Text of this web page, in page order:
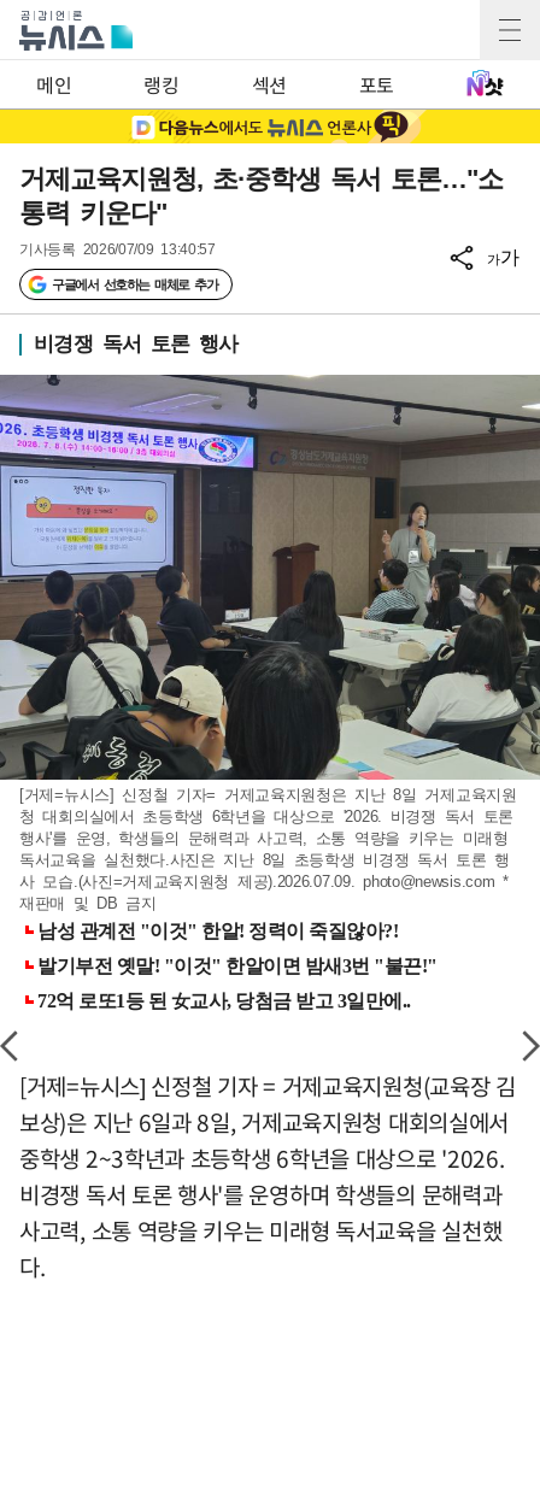
메인 랭킹 섹션 포토
거제교육지원청, 초·중학생 독서 토론…"소
통력 키운다"
기사등록 2026/07/09 13:40:57
구글에서 선호하는 매체로 추가
가가
비경쟁 독서 토론 행사
[거제=뉴시스] 신정철 기자= 거제교육지원청은 지난 8일 거제교육지원
청 대회의실에서 초등학생 6학년을 대상으로 '2026. 비경쟁 독서 토론
행사'를 운영, 학생들의 문해력과 사고력, 소통 역량을 키우는 미래형
독서교육을 실천했다.사진은 지난 8일 초등학생 비경쟁 독서 토론 행
사 모습.(사진=거제교육지원청 제공).2026.07.09.photo@newsis.com *
재판매 및 DB 금지
[거제=뉴시스] 신정철 기자 = 거제교육지원청(교육장 김
보상)은 지난 6일과 8일, 거제교육지원청 대회의실에서
중학생 2~3학년과 초등학생 6학년을 대상으로 '2026.
비경쟁 독서 토론 행사'를 운영하며 학생들의 문해력과
사고력, 소통 역량을 키우는 미래형 독서교육을 실천했
다.